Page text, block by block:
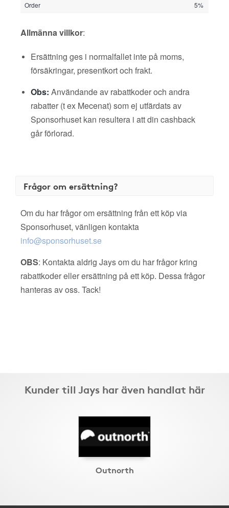
Order 5%
Allmänna villkor:
Ersättning ges i normalfallet inte på moms,
försäkringar, presentkort och frakt.
Obs: Användande av rabattkoder och andra
rabatter (t ex Mecenat) som ej utfärdats av
Sponsorhuset kan resultera i att din cashback
går förlorad.
Frågor om ersättning?
Om du har frågor om ersättning från ett köp via
Sponsorhuset, vänligen kontakta
info@sponsorhuset.se
OBS: Kontakta aldrig Jays om du har frågor kring
rabattkoder eller ersättning på ett köp. Dessa frågor
hanteras av oss. Tack!
Kunder till Jays har även handlat här
Outnorth